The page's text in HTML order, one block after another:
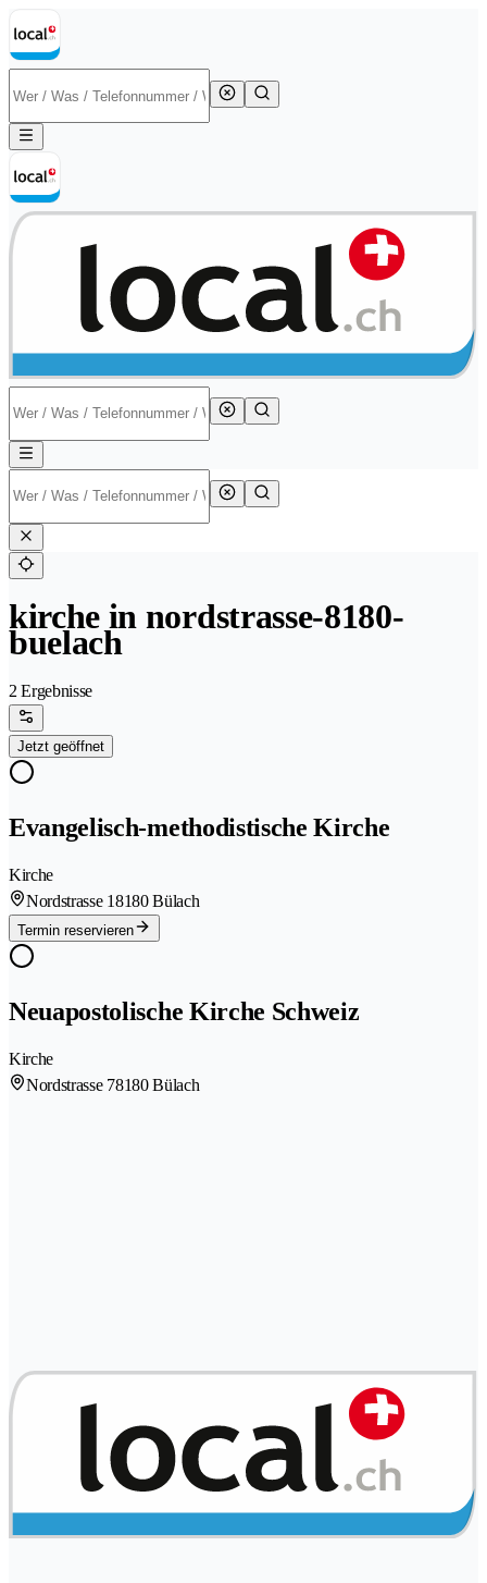
kirche in nordstrasse-8180-
buelach
2 Ergebnisse
Jetzt geöffnet
Evangelisch-methodistische Kirche
Kirche
Nordstrasse 18180 Bülach
Termin reservieren
Neuapostolische Kirche Schweiz
Kirche
Nordstrasse 78180 Bülach